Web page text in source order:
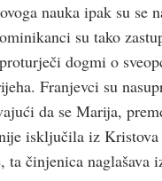
nauka ipak su se
su tako
dogmi o
Franjevci su
da se Marija,
isključila iz
ta činjenica naglašava